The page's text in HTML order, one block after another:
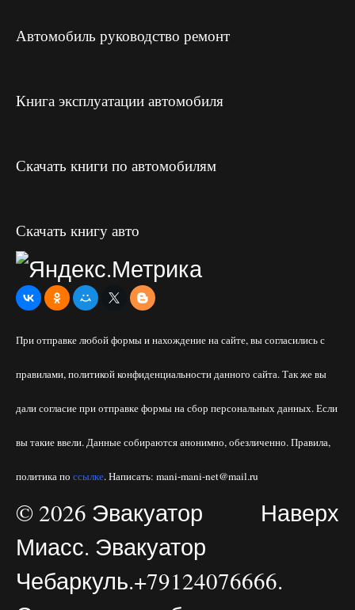
Автомобиль руководство ремонт
Книга эксплуатации автомобиля
Скачать книги по автомобилям
Скачать книгу авто
При отправке любой формы и нахождение на сайте, вы согласились с
правилами, политикой конфиденциальности данного сайта. Так же вы
дали согласие при отправке формы на сбор персональных данных. Если
вы такие ввели. Данные собираются анонимно, обезличенно. Правила,
политика по ссылке. Написать: mani-mani-net@mail.ru
Наверх
© 2026 Эвакуатор
Миасс. Эвакуатор
Чебаркуль.+79124076666.